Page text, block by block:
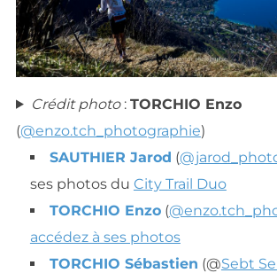
Crédit photo: TORCHIO Enzo
(@enzo.tch_photographie)
SAUTHIER Jarod (
ses photos du City Trail Duo
TORCHIO Enzo(
accédez à ses photos
TORCHIO Sébastien (@Sebt